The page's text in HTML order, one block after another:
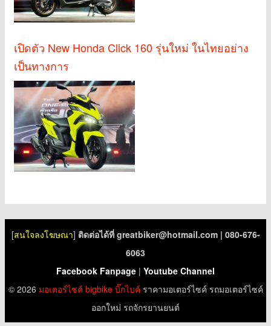
เปิดตัว New Honda Click 160 รุ่นใหม่ ในไทยอย่าง
เป็นทางการ
[สนใจลงโฆษณา] ติดต่อได้ที่ greatbiker@hotmail.com| 080-676-
6063
Facebook Fanpage | Youtube Channel
© 2026 มอเตอร์ไซค์ bigbike บิ๊กไบค์ราคามอเตอร์ไซค์ รถมอเตอร์ไซค์
ออกใหม่ รถจักรยานยนต์